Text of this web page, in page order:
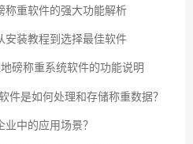
称重软件的强大功能解析
安装教程到选择最佳软件
磅称重系统软件的功能说明
件是如何处理和存储称重数据？
中的应用场景？